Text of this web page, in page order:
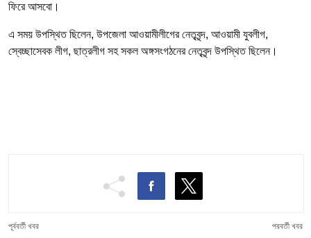
ফিরে আসবো।
এ সময় উপস্থিত ছিলেন, উপজেলা আওয়ামীলীগের নেতৃবৃন্দ, আওয়ামী যুবলীগ,
স্বেচ্ছাসেবক লীগ, ছাত্রলীগ সহ সকল অঙ্গসংগঠনের নেতৃবৃন্দ উপস্থিত ছিলেন।
পূর্ববর্তী খবর পরবর্তী খবর